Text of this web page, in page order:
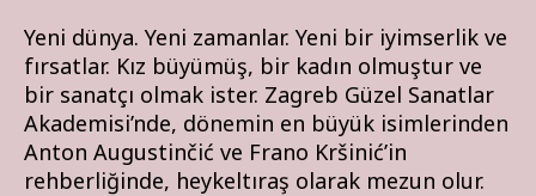
Yeni dünya. Yeni zamanlar. Yeni bir iyimserlik ve
fırsatlar. Kız büyümüş, bir kadın olmuştur ve
bir sanatçı olmak ister. Zagreb Güzel Sanatlar
Akademisi’nde, dönemin en büyük isimlerinden
Anton Augustinčić ve Frano Kršinić’in
rehberliğinde, heykeltıraş olarak mezun olur.